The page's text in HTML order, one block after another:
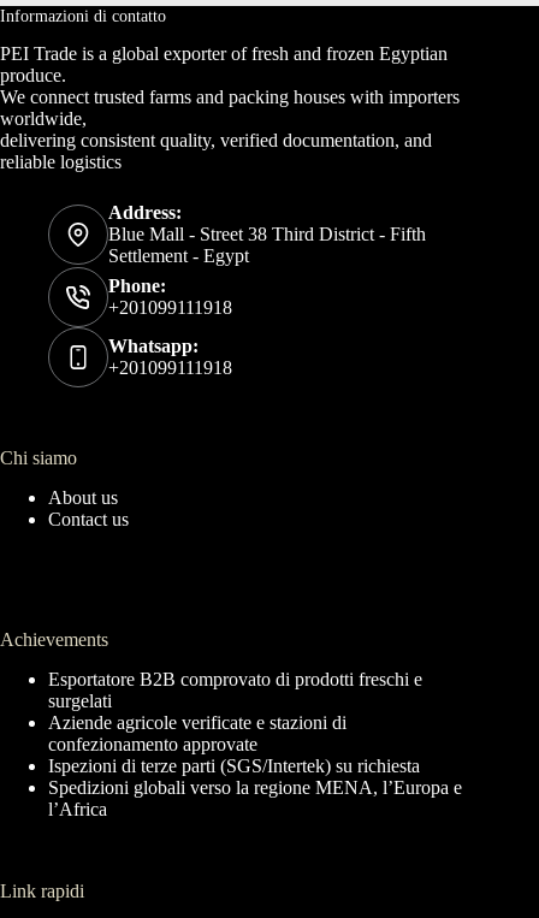
Informazioni di contatto
PEI Trade is a global exporter of fresh and frozen Egyptian
produce.
We connect trusted farms and packing houses with importers
worldwide,
delivering consistent quality, verified documentation, and
reliable logistics
Address:
Blue Mall - Street 38 Third District - Fifth
Settlement - Egypt
Phone:
+201099111918
Whatsapp:
+201099111918
Chi siamo
About us
Contact us
Achievements
Esportatore B2B comprovato di prodotti freschi e
surgelati
Aziende agricole verificate e stazioni di
confezionamento approvate
Ispezioni di terze parti (SGS/Intertek) su richiesta
Spedizioni globali verso la regione MENA, l’Europa e
l’Africa
Link rapidi